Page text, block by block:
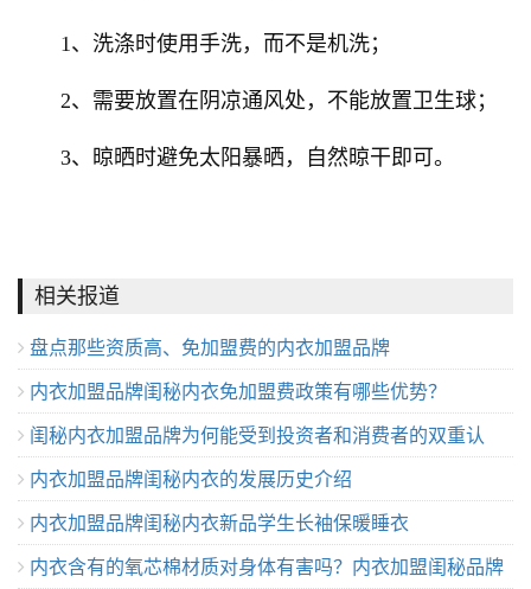
1、洗涤时使用手洗，而不是机洗；
2、需要放置在阴凉通风处，不能放置卫生球；
3、晾晒时避免太阳暴晒，自然晾干即可。
相关报道
盘点那些资质高、免加盟费的内衣加盟品牌
内衣加盟品牌闺秘内衣免加盟费政策有哪些优势？
闺秘内衣加盟品牌为何能受到投资者和消费者的双重认
可？
内衣加盟品牌闺秘内衣的发展历史介绍
内衣加盟品牌闺秘内衣新品学生长袖保暖睡衣
内衣含有的氧芯棉材质对身体有害吗？内衣加盟闺秘品牌